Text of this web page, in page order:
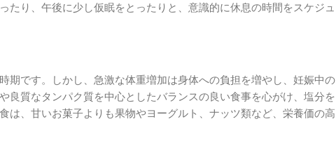
たり、午後に少し仮眠をとったりと、意識的に休息の時間をスケジュ
期です。しかし、急激な体重増加は身体への負担を増やし、妊娠中の
良質なタンパク質を中心としたバランスの良い食事を心がけ、塩分を
は、甘いお菓子よりも果物やヨーグルト、ナッツ類など、栄養価の高